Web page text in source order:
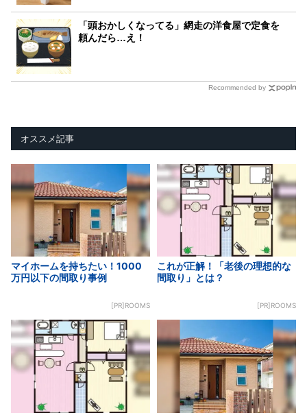
「頭おかしくなってる」網走の洋食屋で定食を
頼んだら…え！
Recommended by
オススメ記事
マイホームを持ちたい！1000
万円以下の間取り事例
[PR]ROOMS
これが正解！「老後の理想的な
間取り」とは？
[PR]ROOMS